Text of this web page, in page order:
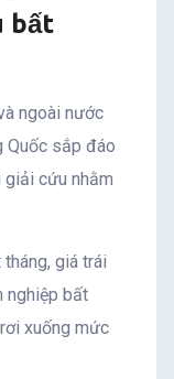
bất
ngoài nước
Quốc sắp đáo
giải cứu nhằm
giá trái
nghiệp bất
xuống mức